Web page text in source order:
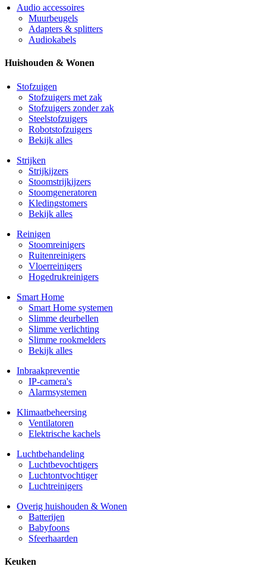
Audio accessoires
Muurbeugels
Adapters & splitters
Audiokabels
Huishouden & Wonen
Stofzuigen
Stofzuigers met zak
Stofzuigers zonder zak
Steelstofzuigers
Robotstofzuigers
Bekijk alles
Strijken
Strijkijzers
Stoomstrijkijzers
Stoomgeneratoren
Kledingstomers
Bekijk alles
Reinigen
Stoomreinigers
Ruitenreinigers
Vloerreinigers
Hogedrukreinigers
Smart Home
Smart Home systemen
Slimme deurbellen
Slimme verlichting
Slimme rookmelders
Bekijk alles
Inbraakpreventie
IP-camera's
Alarmsystemen
Klimaatbeheersing
Ventilatoren
Elektrische kachels
Luchtbehandeling
Luchtbevochtigers
Luchtontvochtiger
Luchtreinigers
Overig huishouden & Wonen
Batterijen
Babyfoons
Sfeerhaarden
Keuken